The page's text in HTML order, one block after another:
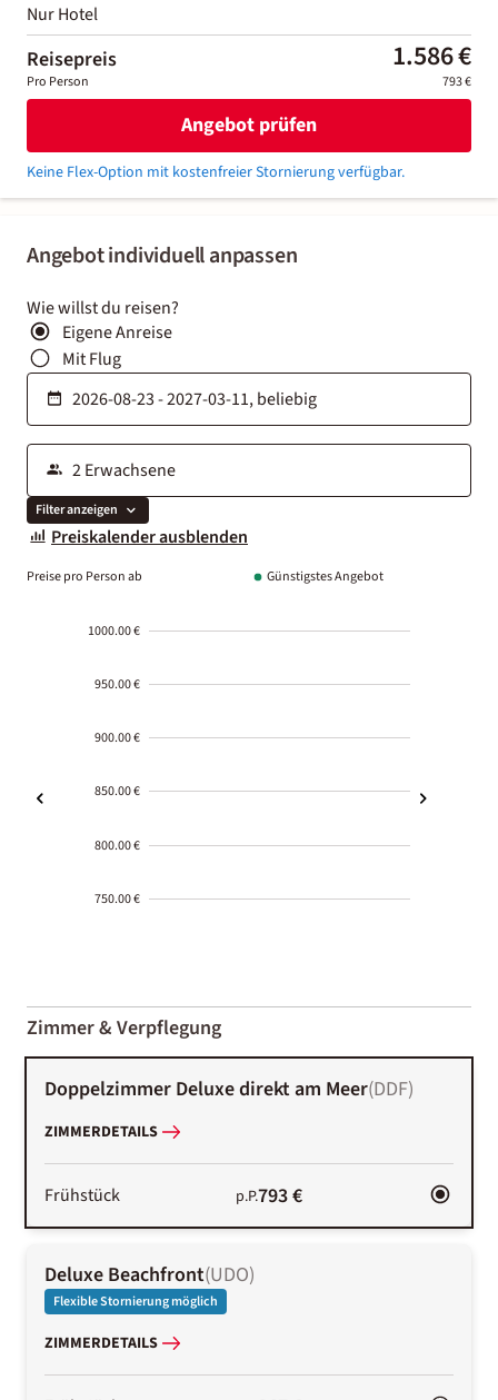
Angebot individuell anpassen
Wie willst du reisen?
Eigene Anreise
Mit Flug
Filter anzeigen
Preiskalender ausblenden
Preise pro Person ab Günstigstes Angebot
1000.00 €
950.00 €
900.00 €
850.00 €
800.00 €
750.00 €
01-02
Zimmer & Verpflegung
Doppelzimmer Deluxe direkt am Meer(DDF)
ZIMMERDETAILS
Frühstück p.P.793 €
Deluxe Beachfront(UDO)
Flexible Stornierung möglich
ZIMMERDETAILS
Nur Hotel
Reisepreis 1.586 €
Pro Person 793 €
Angebot prüfen
Keine Flex-Option mit kostenfreier Stornierung verfügbar.